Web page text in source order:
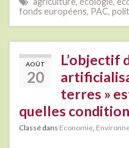
fonds européens, PAC,
AOÛT
20
L’objectif
terres »
quelles
Classé dans Economie